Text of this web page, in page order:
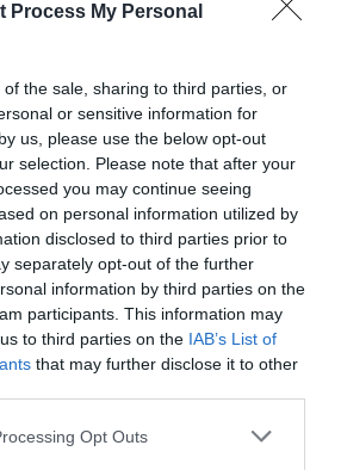
Process My Personal
the sale, sharing to third parties, or
or sensitive information for
us, please use the below opt-out
selection. Please note that after your
you may continue seeing
on personal information utilized by
disclosed to third parties prior to
separately opt-out of the further
information by third parties on the
participants. This information may
to third parties on the IAB’s List of
that may further disclose it to other
app uses one or more Google
Opt Outs